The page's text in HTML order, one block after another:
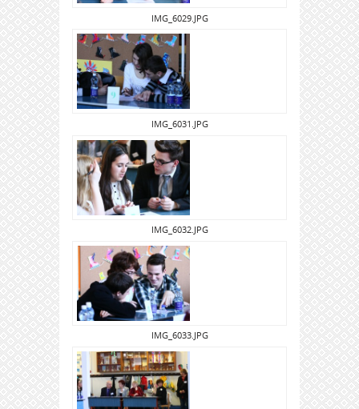
IMG_6029.JPG
IMG_6031.JPG
IMG_6032.JPG
IMG_6033.JPG